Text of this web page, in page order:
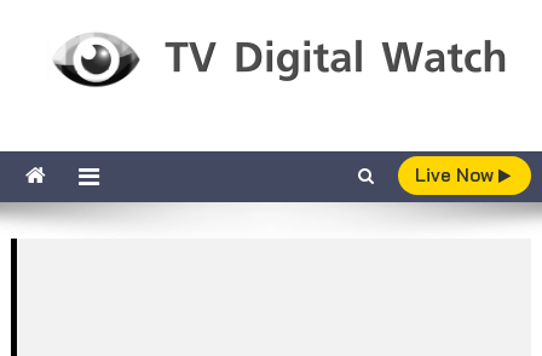
Live Now